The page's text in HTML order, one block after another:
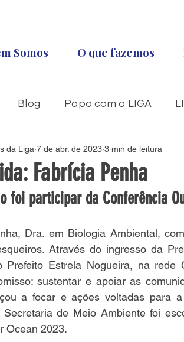
Somos O que fazemos
Blog Papo com a LIGA
Década
Fabrícia Penha
da Liga 7 de abr. de 2023 3 min de leitura
foi participar da Conferência
Dra. em Biologia Ambiental,
Através do ingresso da
Prefeito Estrela Nogueira, na
sustentar e apoiar as
a focar e ações voltadas para
de Meio Ambiente foi
Ocean 2023.